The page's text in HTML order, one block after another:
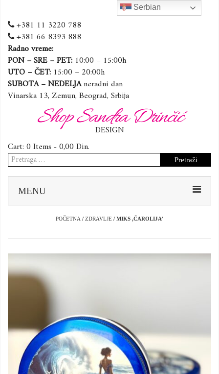
+381 11 3220 788
+381 66 8393 888
Radno vreme:
PON – SRE – PET: 10:00 – 15:00h
UTO – ČET: 15:00 – 20:00h
SUBOTA – NEDELJAneradni dan
Vinarska 13, Zemun, Beograd, Srbija
Shop Sandra Drinčić
DESIGN
Cart: 0 Items -0,00 Din.
Pretraga
za:
MENU
POČETNA / ZDRAVLJE / MIKS ,ČAROLIJA’
Serbian